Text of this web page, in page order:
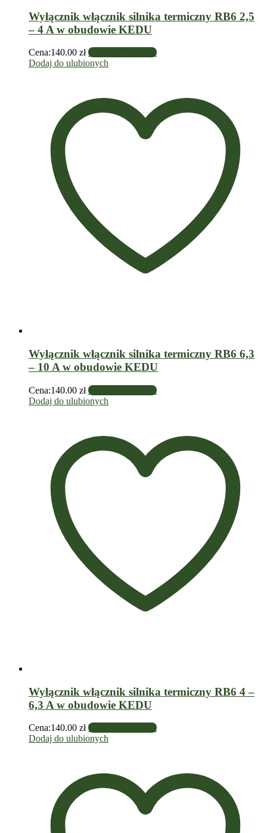
Wyłącznik włącznik silnika termiczny RB6 2,5
– 4 A w obudowie KEDU
Cena:140.00 zł Dodaj do koszyka
Dodaj do ulubionych
Wyłącznik włącznik silnika termiczny RB6 6,3
– 10 A w obudowie KEDU
Cena:140.00 zł Dodaj do koszyka
Dodaj do ulubionych
Wyłącznik włącznik silnika termiczny RB6 4 –
6,3 A w obudowie KEDU
Cena:140.00 zł Dodaj do koszyka
Dodaj do ulubionych